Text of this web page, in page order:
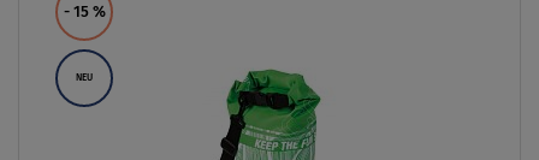
- 15 %
NEU